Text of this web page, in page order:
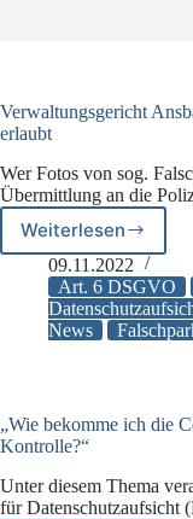
Verwaltungsgericht
erlaubt
Wer Fotos von sog.
Übermittlung an die
Weiterlesen
Ansbach:
Fotos
von
09.11.2022
Art. 6 DSGVO
News
„Wie bekomme ich die
Kontrolle?“
Unter diesem Thema
für